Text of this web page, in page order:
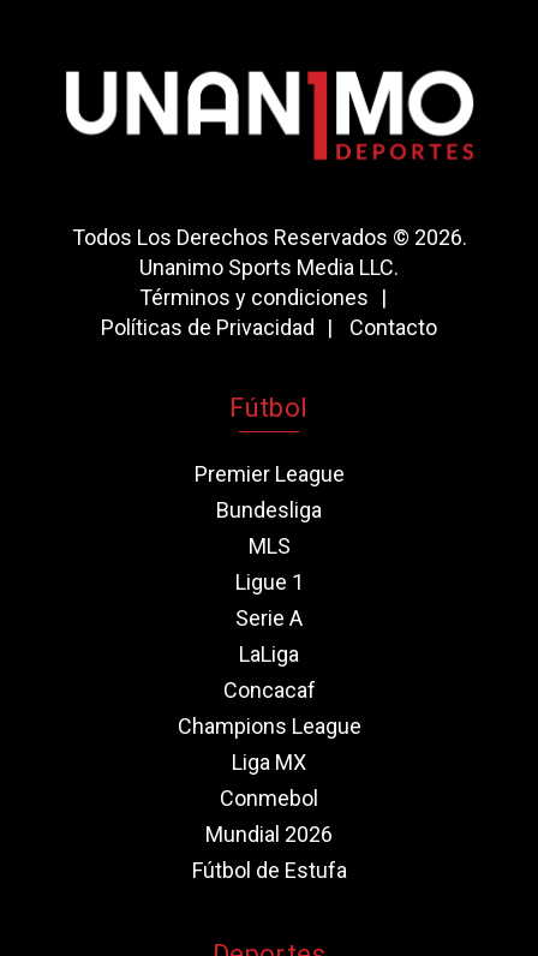
Todos Los Derechos Reservados © 2026.
Unanimo Sports Media LLC.
Términos y condiciones
Políticas de Privacidad
Contacto
Fútbol
Premier League
Bundesliga
MLS
Ligue 1
Serie A
LaLiga
Concacaf
Champions League
Liga MX
Conmebol
Mundial 2026
Fútbol de Estufa